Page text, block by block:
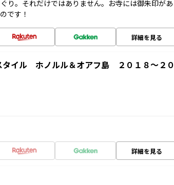
り。それだけではありません。お寺には御朱印があ
です！
詳細を見る
イル ホノルル＆オアフ島 ２０１８～２０
詳細を見る